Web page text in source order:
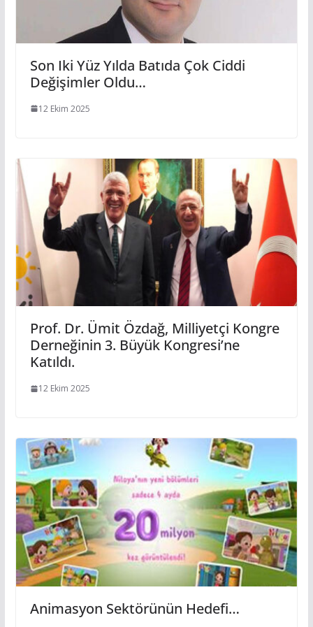
Son Iki Yüz Yılda Batıda Çok Ciddi
Değişimler Oldu…
12 Ekim 2025
Prof. Dr. Ümit Özdağ, Milliyetçi Kongre
Derneğinin 3. Büyük Kongresi’ne
Katıldı.
12 Ekim 2025
Animasyon Sektörünün Hedefi…